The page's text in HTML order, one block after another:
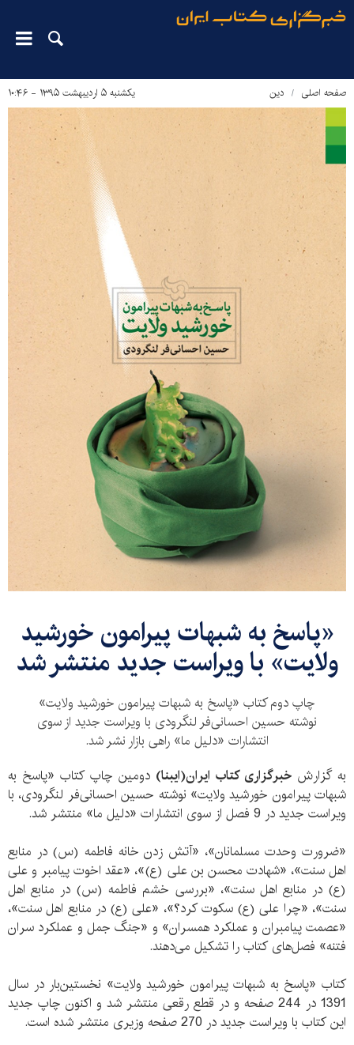
صفحه اصلی دین‌ یکشنبه ۵ اردیبهشت ۱۳۹۵ - ۱۰:۴۶
«پاسخ به شبهات پیرامون خورشید
ولایت» با ویراست جدید منتشر شد
چاپ دوم کتاب «پاسخ به شبهات پیرامون خورشید ولایت»
نوشته حسین احسانی‌فر لنگرودی با ویراست جدید از سوی
انتشارات «دلیل ما» راهی بازار نشر شد.
به گزارش خبرگزاری کتاب ایران(ایبنا) دومین چاپ کتاب «پاسخ به
شبهات پیرامون خورشید ولایت» نوشته حسین احسانی‌فر لنگرودی، با
ویراست جدید در 9 فصل از سوی انتشارات «دلیل ما» منتشر شد.
«ضرورت وحدت مسلمانان»، «آتش زدن خانه فاطمه (س) در منابع
اهل سنت»، «شهادت محسن بن علی (ع)»، «عقد اخوت پیامبر و علی
(ع) در منابع اهل سنت»، «بررسی خشم فاطمه (س) در منابع اهل
سنت»، «چرا علی (ع) سکوت کرد؟»، «علی (ع) در منابع اهل سنت»،
«عصمت پیامبران و عملکرد همسران» و «جنگ جمل و عملکرد سران
فتنه» فصل‌های کتاب را تشکیل می‌دهند.
کتاب «پاسخ به شبهات پیرامون خورشید ولایت» نخستین‌بار در سال
1391 در 244 صفحه و در قطع رقعی منتشر شد و اکنون چاپ جدید
این کتاب با ویراست جدید در 270 صفحه وزیری منتشر شده است.